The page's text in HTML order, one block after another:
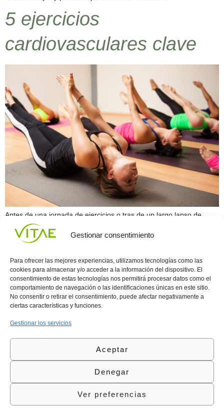
Gestionar consentimiento
Para ofrecer las mejores experiencias, utilizamos tecnologías como las
cookies para almacenar y/o acceder a la información del dispositivo. El
consentimiento de estas tecnologías nos permitirá procesar datos como el
comportamiento de navegación o las identificaciones únicas en este sitio.
No consentir o retirar el consentimiento, puede afectar negativamente a
ciertas características y funciones.
Gestionar los servicios
Aceptar
Denegar
Ver preferencias
5 ejercicios
cardiovasculares clave
Antes de una jornada de ejercicios o tras de un largo lapso de
ejercicios cardiovasculares, de rapidez o fuerza lo mejor para tu
cuerpo es el estiramiento, el cual no solo te devolverá la longitud
circulación sanguínea. Si deseas un cuerpo saludable, estético y
[…]
Conocenos
Vitae
internaciona
l
Área
Política
de
Política
de
Calidad
(+34)
935
©Vitae Health Innovation S.L. Todos los derechos